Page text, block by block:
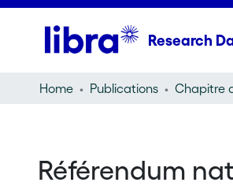
Research
Home Publications
Référendum